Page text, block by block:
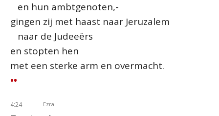
en hun ambtgenoten,-
gingen zij met haast naar Jeruzalem
naar de Judeeërs
en stopten hen
met een sterke arm en overmacht.
••
4:24 Ezra